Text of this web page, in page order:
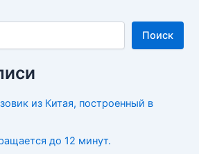
Поиск
из Китая, построенный в
до 12 минут.